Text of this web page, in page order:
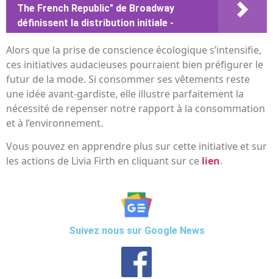
The French Republic" de Broadway
définissent la distribution initiale -
Alors que la prise de conscience écologique s’intensifie,
ces initiatives audacieuses pourraient bien préfigurer le
futur de la mode. Si consommer ses vêtements reste
une idée avant-gardiste, elle illustre parfaitement la
nécessité de repenser notre rapport à la consommation
et à l’environnement.
Vous pouvez en apprendre plus sur cette initiative et sur
les actions de Livia Firth en cliquant sur ce lien.
Suivez nous sur Google News